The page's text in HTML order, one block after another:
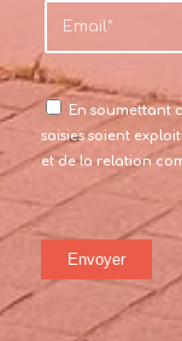
En soumettant
saisies soient
et de la relation